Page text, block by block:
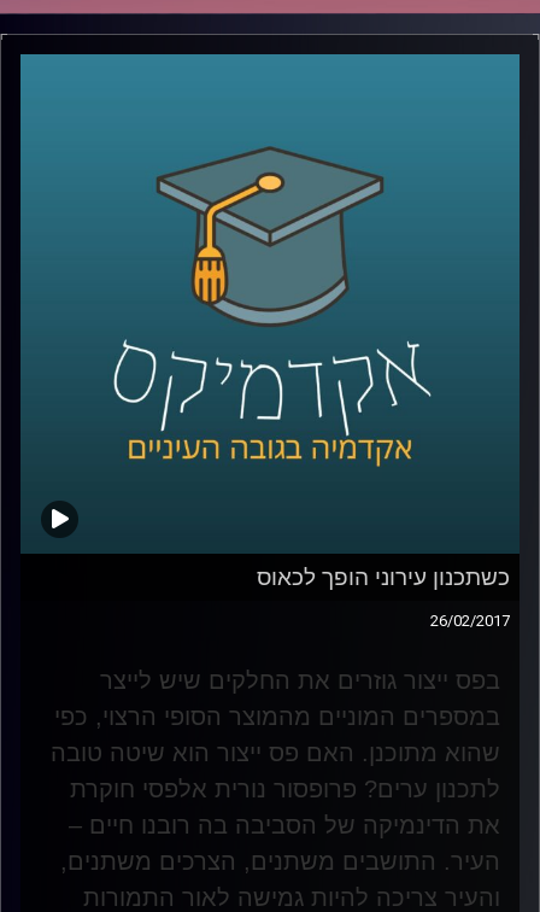
כשתכנון עירוני הופך לכאוס
26/02/2017
בפס ייצור גוזרים את החלקים שיש לייצר
במספרים המוניים מהמוצר הסופי הרצוי, כפי
שהוא מתוכנן. האם פס ייצור הוא שיטה טובה
לתכנון ערים? פרופסור נורית אלפסי חוקרת
את הדינמיקה של הסביבה בה רובנו חיים –
העיר. התושבים משתנים, הצרכים משתנים,
והעיר צריכה להיות גמישה לאור התמורות